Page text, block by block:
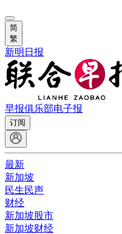
简
繁
新明日报
早报俱乐部电子报
订阅
最新
新加坡
民生民声
财经
新加坡股市
新加坡财经